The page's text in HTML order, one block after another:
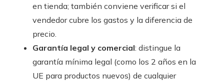
en tienda; también conviene verificar si el
vendedor cubre los gastos y la diferencia de
precio.
Garantía legal y comercial: distingue la
garantía mínima legal (como los 2 años en la
UE para productos nuevos) de cualquier